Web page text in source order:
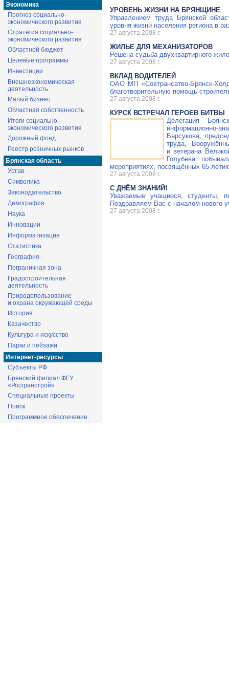
Экономика
Прогноз социально-
экономического развития
Стратегия социально-
экономического развития
Областной бюджет
Целевые программы
Инвестиции
Внешнеэкономическая
деятельность
Малый бизнес
Областная собственность
Итоги социально –
экономического развития
Дорожный фонд
Реестр розничных рынков
Брянская область
Устав
Символика
Законодательство
Демография
Наука
Инновации
Информатизация
Статистика
География
Пограничная зона
Градостроительная
деятельность
Природопользование
и охрана окружающей среды
История
Казачество
Культура и искусство
Парки и пейзажи
Интернет-ресурсы
Субъекты РФ
Брянский филиал ФГУ
«Росгранстрой»
Специальные проекты
Поиск
Программное обеспечение
УРОВЕНЬ ЖИЗНИ НА БРЯНЩИНЕ
Управлением труда Брянской
уровня жизни населения региона в
27 августа 2008 г.
ЖИЛЬЕ ДЛЯ МЕХАНИЗАТОРОВ
Решена судьба двухквартирного
27 августа 2008 г.
ВКЛАД ВОДИТЕЛЕЙ
ОАО МП «Совтрансатво-Брянск-
благотворительную помощь
27 августа 2008 г.
КУРСК ВСТРЕЧАЛ ГЕРОЕВ БИТВЫ
Делегация
информационно-
Барсукова,
труда,
и ветерана
Голубева
мероприятиях, посвящённых 65-
27 августа 2008 г.
С ДНЁМ ЗНАНИЙ!
Уважаемые учащиеся, студенты,
Поздравляем Вас с началом нового
27 августа 2008 г.